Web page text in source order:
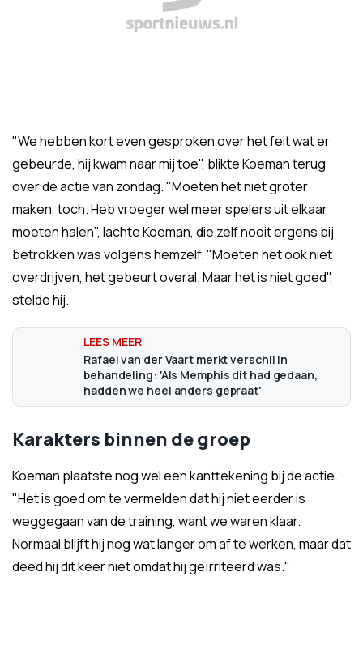
"We hebben kort even gesproken over het feit wat er
gebeurde, hij kwam naar mij toe", blikte Koeman terug
over de actie van zondag. "Moeten het niet groter
maken, toch. Heb vroeger wel meer spelers uit elkaar
moeten halen", lachte Koeman, die zelf nooit ergens bij
betrokken was volgens hemzelf. "Moeten het ook niet
overdrijven, het gebeurt overal. Maar het is niet goed",
stelde hij.
Rafael van der Vaart merkt verschil in
behandeling: 'Als Memphis dit had gedaan,
hadden we heel anders gepraat'
Karakters binnen de groep
Koeman plaatste nog wel een kanttekening bij de actie.
"Het is goed om te vermelden dat hij niet eerder is
weggegaan van de training, want we waren klaar.
Normaal blijft hij nog wat langer om af te werken, maar dat
deed hij dit keer niet omdat hij geïrriteerd was."